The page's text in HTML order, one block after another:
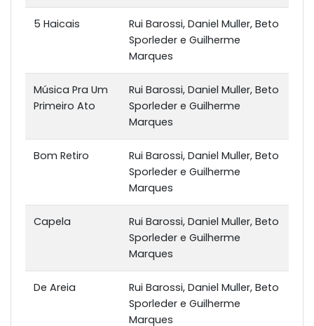
5 Haicais
Rui Barossi, Daniel Muller, Beto
Sporleder e Guilherme
Marques
Música Pra Um
Primeiro Ato
Rui Barossi, Daniel Muller, Beto
Sporleder e Guilherme
Marques
Bom Retiro
Rui Barossi, Daniel Muller, Beto
Sporleder e Guilherme
Marques
Capela
Rui Barossi, Daniel Muller, Beto
Sporleder e Guilherme
Marques
De Areia
Rui Barossi, Daniel Muller, Beto
Sporleder e Guilherme
Marques